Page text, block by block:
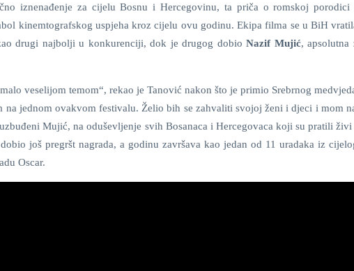
iznenađenje za cijelu Bosnu i Hercegovinu, ta priča o romskoj
kinemtografskog uspjeha kroz cijelu ovu godinu. Ekipa filma se u BiH
drugi najbolji u konkurenciji, dok je drugog dobioNazif Mujić, apsolutna
veselijom temom“, rekao je Tanović nakon što je primio Srebrnog
jednom ovakvom festivalu. Želio bih se zahvaliti svojoj ženi i djeci i mom
Mujić, na oduševljenje svih Bosanaca i Hercegovaca koji su pratili
još pregršt nagrada, a godinu završava kao jedan od 11 uradaka iz
Oscar.